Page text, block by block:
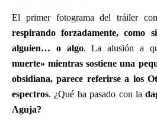
El primer fotograma del tráiler
respirando forzadamente, como
alguien… o algo. La alusión a
muerte» mientras sostiene una
obsidiana, parece referirse a los
espectros. ¿Qué ha pasado con la
Aguja?